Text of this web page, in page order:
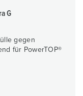
G
gegen
für PowerTOP®